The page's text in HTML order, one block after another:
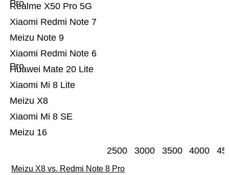
Meizu 16
Xiaomi Mi 8 SE
Meizu X8
Xiaomi Mi 8 Lite
Huawei Mate 20 Lite
Xiaomi Redmi Note 6
Pro
Meizu Note 9
Xiaomi Redmi Note 7
Realme X50 Pro 5G
Pro
2500 3000 3500 4000
Meizu X8 vs. Redmi Note 8 Pro